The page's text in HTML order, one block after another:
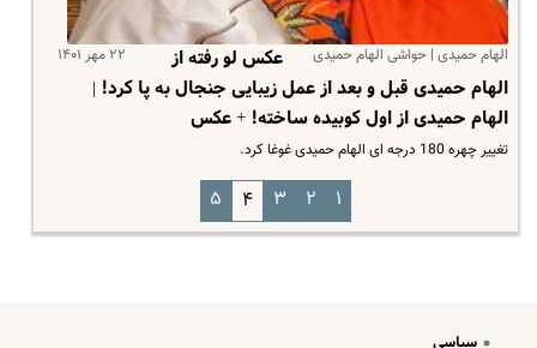
الهام حمیدی | حواشی الهام حمیدی ۲۲ مهر ۱۴۰۱
عکس لو رفته از
الهام حمیدی قبل و بعد از عمل زیبایی جنجال به پا کرد! |
الهام حمیدی از اول کوبیده ساخته! + عکس
تغییر چهره 180 درجه ای الهام حمیدی غوغا کرد.
۱ ۲ ۳ ۴ ۵
سیاسی